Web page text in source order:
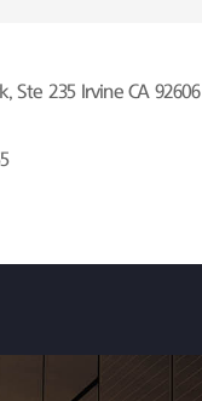
Ste 235 Irvine CA 92606